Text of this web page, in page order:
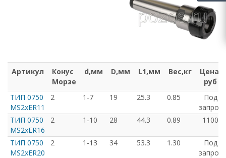
Артикул
Конус
Морзе
d,мм D,мм L1,мм Вес,кг
Цена,
руб
ТИП 0750
MS2xER11
2 1-7 19 25.3 0.85
Под
запрос
ТИП 0750
MS2xER16
2 1-10 28 44.3 0.89 1100
ТИП 0750
MS2xER20
2 1-13 34 53.3 1.30
Под
запрос